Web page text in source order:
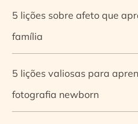
5 lições sobre afeto que
família
5 lições valiosas para
fotografia newborn